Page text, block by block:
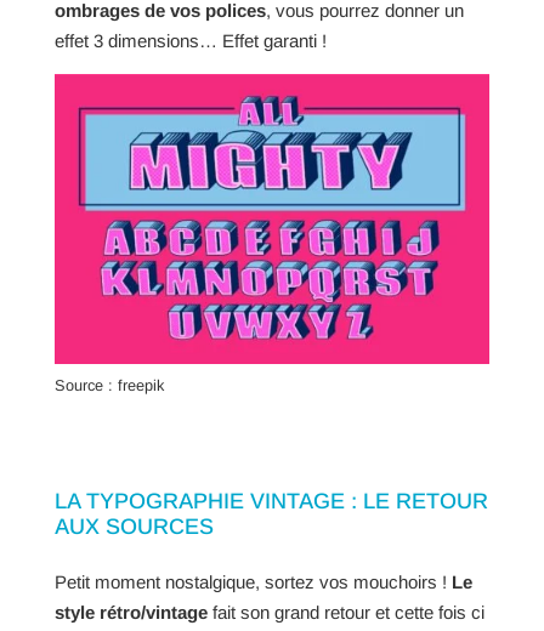
ombrages de vos polices, vous pourrez donner un
effet 3 dimensions… Effet garanti !
Source : freepik
LA TYPOGRAPHIE VINTAGE : LE RETOUR
AUX SOURCES
Petit moment nostalgique, sortez vos mouchoirs ! Le
style rétro/vintage fait son grand retour et cette fois ci